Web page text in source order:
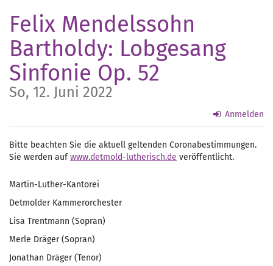
Haupt-
springen
Felix Mendelssohn
Bartholdy: Lobgesang
Sinfonie Op. 52
So, 12. Juni 2022
Anmelden
Bitte beachten Sie die aktuell geltenden Coronabestimmungen.
Sie werden aufwww.detmold-lutherisch.de veröffentlicht.
Martin-Luther-Kantorei
Detmolder Kammerorchester
Lisa Trentmann (Sopran)
Merle Dräger (Sopran)
Jonathan Dräger (Tenor)